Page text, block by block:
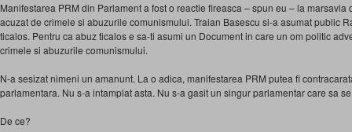
Manifestarea PRM din Parlament a fost o reactie fireasca – spun eu – la marsavia
acuzat de crimele si abuzurile comunismului. Traian Basescu si-a asumat public
ticalos. Pentru ca abuz ticalos e sa-ti asumi un Document in care un om politic
crimele si abuzurile comunismului.
N-a sesizat nimeni un amanunt. La o adica, manifestarea PRM putea fi
parlamentara. Nu s-a intamplat asta. Nu s-a gasit un singur parlamentar care sa
De ce?